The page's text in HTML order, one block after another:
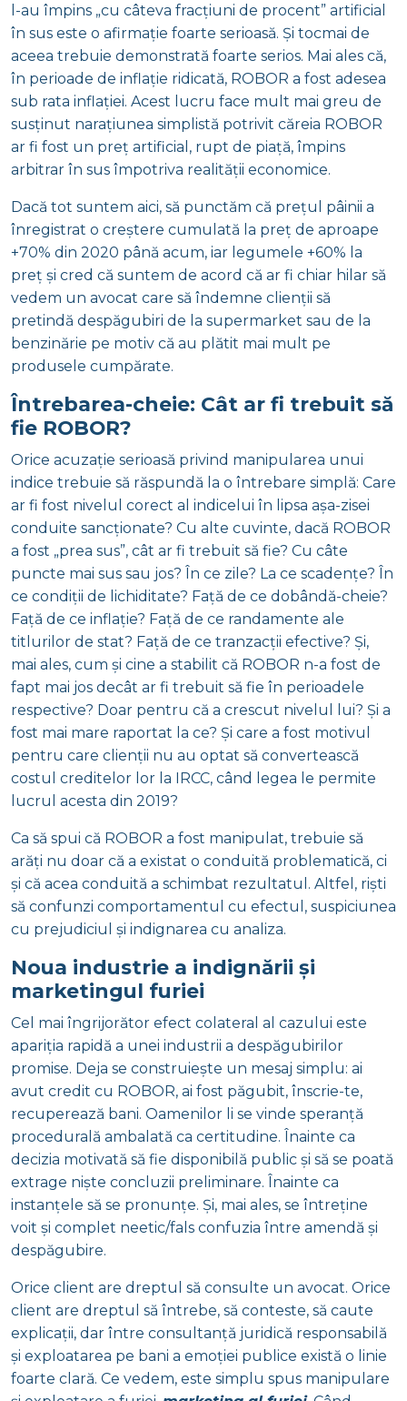
l-au împins „cu câteva fracțiuni de procent” artificial
în sus este o afirmație foarte serioasă. Și tocmai de
aceea trebuie demonstrată foarte serios. Mai ales că,
în perioade de inflație ridicată, ROBOR a fost adesea
sub rata inflației. Acest lucru face mult mai greu de
susținut narațiunea simplistă potrivit căreia ROBOR
ar fi fost un preț artificial, rupt de piață, împins
arbitrar în sus împotriva realității economice.
Dacă tot suntem aici, să punctăm că prețul pâinii a
înregistrat o creștere cumulată la preț de aproape
+70% din 2020 până acum, iar legumele +60% la
preț și cred că suntem de acord că ar fi chiar hilar să
vedem un avocat care să îndemne clienții să
pretindă despăgubiri de la supermarket sau de la
benzinărie pe motiv că au plătit mai mult pe
produsele cumpărate.
Întrebarea-cheie: Cât ar fi trebuit să
fie ROBOR?
Orice acuzație serioasă privind manipularea unui
indice trebuie să răspundă la o întrebare simplă: Care
ar fi fost nivelul corect al indicelui în lipsa așa-zisei
conduite sancționate? Cu alte cuvinte, dacă ROBOR
a fost „prea sus”, cât ar fi trebuit să fie? Cu câte
puncte mai sus sau jos? În ce zile? La ce scadențe? În
ce condiții de lichiditate? Față de ce dobândă-cheie?
Față de ce inflație? Față de ce randamente ale
titlurilor de stat? Față de ce tranzacții efective? Și,
mai ales, cum și cine a stabilit că ROBOR n-a fost de
fapt mai jos decât ar fi trebuit să fie în perioadele
respective? Doar pentru că a crescut nivelul lui? Și a
fost mai mare raportat la ce? Și care a fost motivul
pentru care clienții nu au optat să convertească
costul creditelor lor la IRCC, când legea le permite
lucrul acesta din 2019?
Ca să spui că ROBOR a fost manipulat, trebuie să
arăți nu doar că a existat o conduită problematică, ci
și că acea conduită a schimbat rezultatul. Altfel, riști
să confunzi comportamentul cu efectul, suspiciunea
cu prejudiciul și indignarea cu analiza.
Noua industrie a indignării și
marketingul furiei
Cel mai îngrijorător efect colateral al cazului este
apariția rapidă a unei industrii a despăgubirilor
promise. Deja se construiește un mesaj simplu: ai
avut credit cu ROBOR, ai fost păgubit, înscrie-te,
recuperează bani. Oamenilor li se vinde speranță
procedurală ambalată ca certitudine. Înainte ca
decizia motivată să fie disponibilă public și să se poată
extrage niște concluzii preliminare. Înainte ca
instanțele să se pronunțe. Și, mai ales, se întreține
voit și complet neetic/fals confuzia între amendă și
despăgubire.
Orice client are dreptul să consulte un avocat. Orice
client are dreptul să întrebe, să conteste, să caute
explicații, dar între consultanță juridică responsabilă
și exploatarea pe bani a emoției publice există o linie
foarte clară. Ce vedem, este simplu spus manipulare